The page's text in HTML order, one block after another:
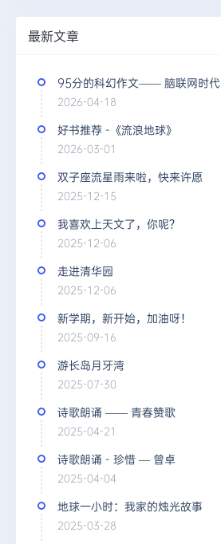
最新文章
95分的科幻作文—— 脑联网时代
2026-04-18
好书推荐 -《流浪地球》
2026-03-01
双子座流星雨来啦，快来许愿
2025-12-15
我喜欢上天文了，你呢？
2025-12-06
走进清华园
2025-12-06
新学期，新开始，加油呀！
2025-09-16
游长岛月牙湾
2025-07-30
诗歌朗诵 —— 青春赞歌
2025-04-21
诗歌朗诵 - 珍惜 — 曾卓
2025-04-04
地球一小时：我家的烛光故事
2025-03-28